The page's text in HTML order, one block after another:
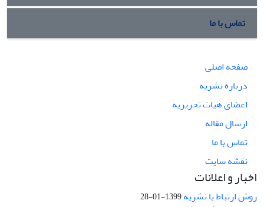
تماس با ما
صفحه اصلی
درباره نشریه
اعضای هیات تحریریه
ارسال مقاله
تماس با ما
نقشه سایت
اخبار و اعلانات
روش ارتباط با نشریه1399-01-28